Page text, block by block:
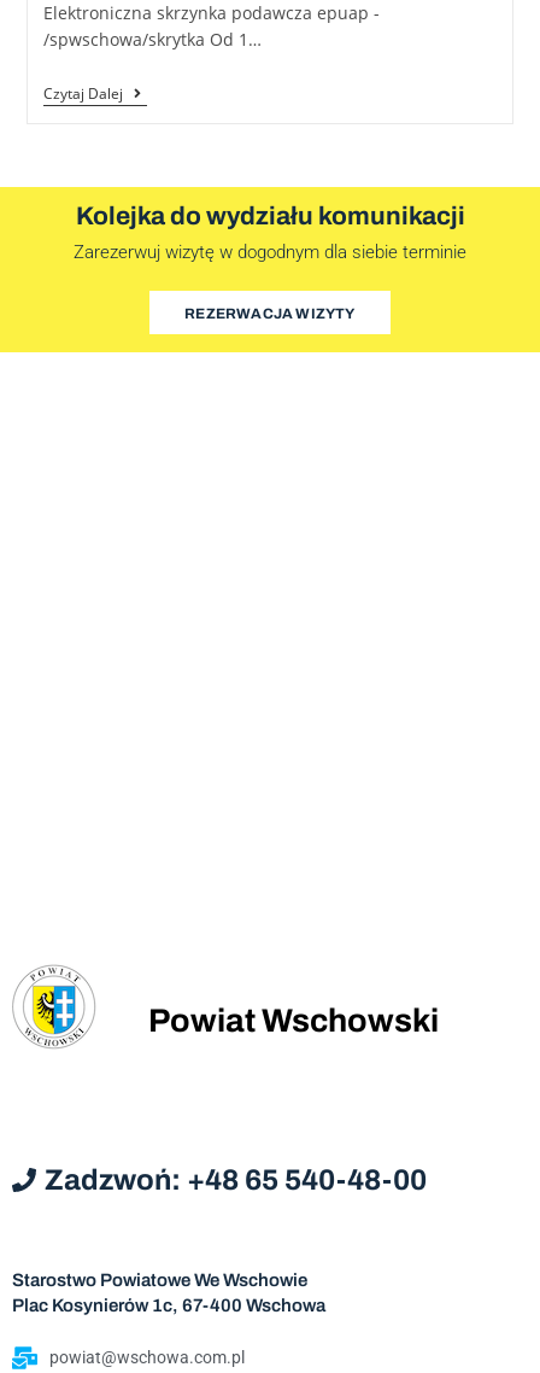
Elektroniczna skrzynka podawcza epuap -
/spwschowa/skrytka Od 1…
Czytaj Dalej
Kolejka do wydziału komunikacji
Zarezerwuj wizytę w dogodnym dla siebie terminie
REZERWACJA WIZYTY
Powiat Wschowski
Zadzwoń: +48 65 540-48-00
Starostwo Powiatowe We Wschowie
Plac Kosynierów 1c, 67-400 Wschowa
powiat@wschowa.com.pl